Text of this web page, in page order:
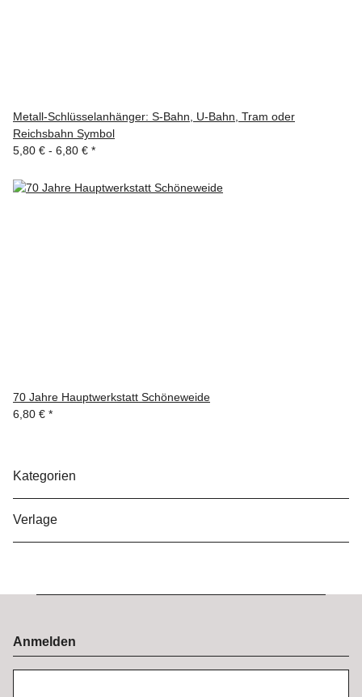
Metall-Schlüsselanhänger: S-Bahn, U-Bahn, Tram oder
Reichsbahn Symbol
5,80 € - 6,80 € *
70 Jahre Hauptwerkstatt Schöneweide
6,80 € *
Kategorien
Verlage
Anmelden